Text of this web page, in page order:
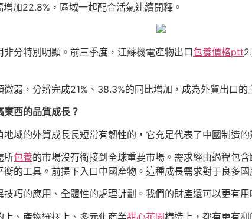
加22.8%，區域一起配合活氣連續開釋。
分特別明顯。前三季度，江蘇機電產物出口包養價格ptt
弱，分辨完成21%、38.3%的同比增加，成為外貿出口的
西的品質成長？
域的外貿成長長短常有韌性的，它充足代表了中國制造
所包養的市場沒有銜接到全球重要市場。需求經由過程包
的工具。前提下入口中國產物。這種成長需求對于良多國
巧的應用、全體性的處理計劃。我們的財產還可以更有用
、產物選擇上、多元化商業甜心花園構造上，都有更有